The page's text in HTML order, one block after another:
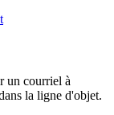
un courriel à
la ligne d'objet.